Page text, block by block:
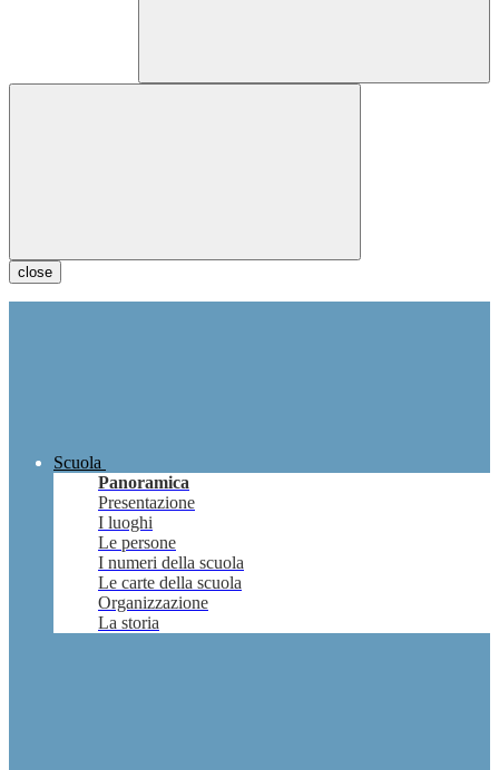
close
Scuola
Panoramica
Presentazione
I luoghi
Le persone
I numeri della scuola
Le carte della scuola
Organizzazione
La storia